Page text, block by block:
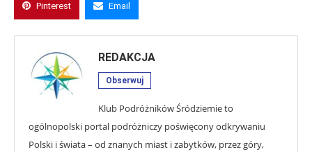
Pinterest Email
REDAKCJA
Obserwuj
Klub Podróżników Śródziemie to
ogólnopolski portal podróżniczy poświęcony odkrywaniu
Polski i świata – od znanych miast i zabytków, przez góry,